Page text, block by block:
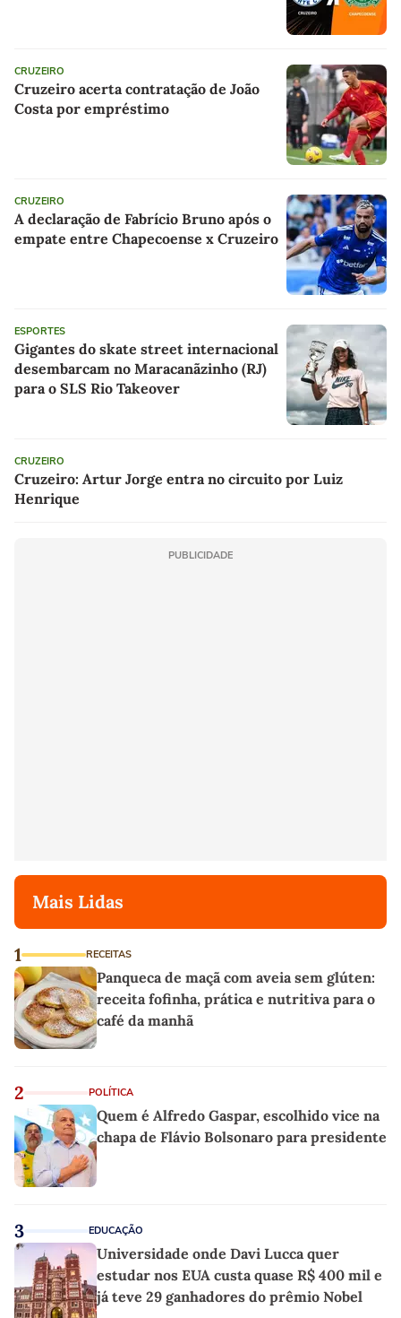
CRUZEIRO
Cruzeiro acerta contratação de João
Costa por empréstimo
CRUZEIRO
A declaração de Fabrício Bruno após o
empate entre Chapecoense x Cruzeiro
ESPORTES
Gigantes do skate street internacional
desembarcam no Maracanãzinho (RJ)
para o SLS Rio Takeover
CRUZEIRO
Cruzeiro: Artur Jorge entra no circuito por Luiz
Henrique
PUBLICIDADE
Mais Lidas
1 RECEITAS
Panqueca de maçã com aveia sem glúten:
receita fofinha, prática e nutritiva para o
café da manhã
2 POLÍTICA
Quem é Alfredo Gaspar, escolhido vice na
chapa de Flávio Bolsonaro para presidente
3 EDUCAÇÃO
Universidade onde Davi Lucca quer
estudar nos EUA custa quase R$ 400 mil e
já teve 29 ganhadores do prêmio Nobel